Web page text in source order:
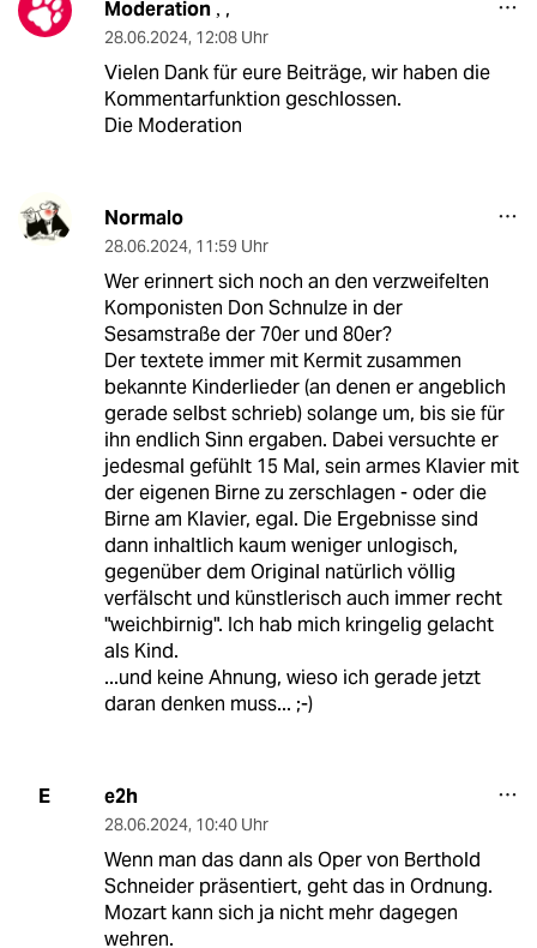
Moderation, ,
28.06.2024, 12:08 Uhr
Vielen Dank für eure Beiträge, wir haben die
Kommentarfunktion geschlossen.
Die Moderation
Normalo
28.06.2024, 11:59 Uhr
Wer erinnert sich noch an den verzweifelten
Komponisten Don Schnulze in der
Sesamstraße der 70er und 80er?
Der textete immer mit Kermit zusammen
bekannte Kinderlieder (an denen er angeblich
gerade selbst schrieb) solange um, bis sie für
ihn endlich Sinn ergaben. Dabei versuchte er
jedesmal gefühlt 15 Mal, sein armes Klavier mit
der eigenen Birne zu zerschlagen - oder die
Birne am Klavier, egal. Die Ergebnisse sind
dann inhaltlich kaum weniger unlogisch,
gegenüber dem Original natürlich völlig
verfälscht und künstlerisch auch immer recht
"weichbirnig". Ich hab mich kringelig gelacht
als Kind.
...und keine Ahnung, wieso ich gerade jetzt
daran denken muss... ;-)
E e2h
28.06.2024, 10:40 Uhr
Wenn man das dann als Oper von Berthold
Schneider präsentiert, geht das in Ordnung.
Mozart kann sich ja nicht mehr dagegen
wehren.